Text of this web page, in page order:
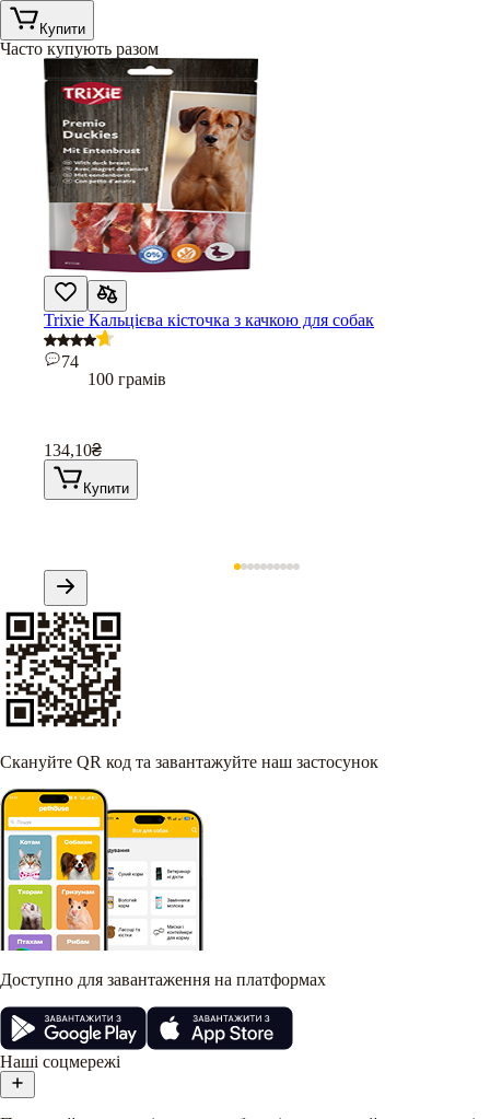
Купити
Часто купують разом
Trixie Кальцієва кісточка з качкою для собак
74
100 грамів
134,10₴
Купити
Скануйте QR код та завантажуйте наш застосунок
Доступно для завантаження на платформах
Наші соцмережі